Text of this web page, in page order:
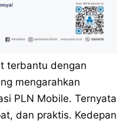
terbantu dengan
mengarahkan
PLN Mobile. Ternyata
dan praktis. Kedepan